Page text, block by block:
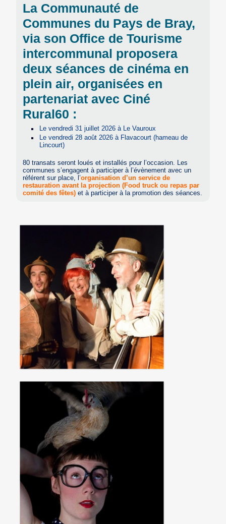
La Communauté de
Communes du Pays de Bray,
via son Office de Tourisme
intercommunal proposera
deux séances de cinéma en
plein air, organisées en
partenariat avec Ciné
Rural60 :
Le vendredi 31 juillet 2026 à Le Vauroux
Le vendredi 28 août 2026 à Flavacourt (hameau de
Lincourt)
80 transats seront loués et installés pour l’occasion. Les
communes s’engagent à participer à l’évènement avec un
référent sur place, l’organisation d’un service de
restauration avant la projection (Food truck ou repas par
comité des fêtes) et à participer à la promotion des séances.